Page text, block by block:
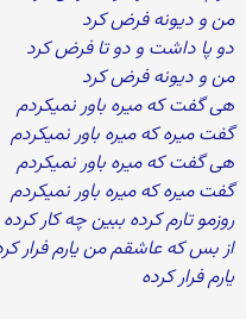
من و دیونه فرض کرد
دو پا داشت و دو تا فرض کرد
من و دیونه فرض کرد
هی گفت که میره باور نمیکردم
گفت میره که میره باور نمیکردم
هی گفت که میره باور نمیکردم
گفت میره که میره باور نمیکردم
روزمو تارم کرده ببین چه کار کرده
از بس که عاشقم من یارم فرار
یارم فرار کرده